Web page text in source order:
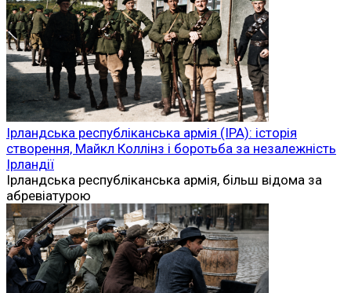
Ірландська республіканська армія (ІРА): історія
створення, Майкл Коллінз і боротьба за незалежність
Ірландії
Ірландська республіканська армія, більш відома за
абревіатурою